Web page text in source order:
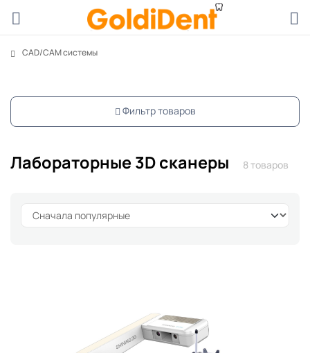
CAD/CAM системы
Фильтр товаров
Лабораторные 3D сканеры 8 товаров